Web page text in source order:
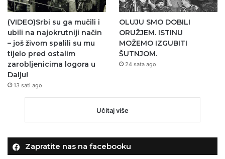
(VIDEO)Srbi su ga mučili i
ubili na najokrutniji način
– još živom spalili su mu
tijelo pred ostalim
zarobljenicima logora u
Dalju!
13 sati ago
OLUJU SMO DOBILI
ORUŽJEM. ISTINU
MOŽEMO IZGUBITI
ŠUTNJOM.
24 sata ago
Učitaj više
Zapratite nas na facebooku